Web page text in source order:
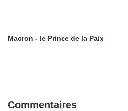
Macron - le Prince de la Paix
Commentaires